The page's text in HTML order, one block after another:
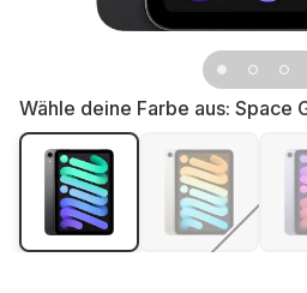
Wähle deine Farbe aus: Space